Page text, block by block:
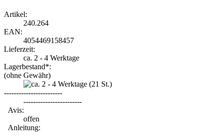
Artikel:
240.264
EAN:
4054469158457
Lieferzeit:
ca. 2 - 4 Werktage
Lagerbestand*:
(ohne Gewähr)
(21 St.)
------------------------
------------------------
Avis:
offen
Anleitung: